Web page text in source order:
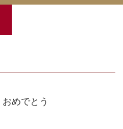
めでとう